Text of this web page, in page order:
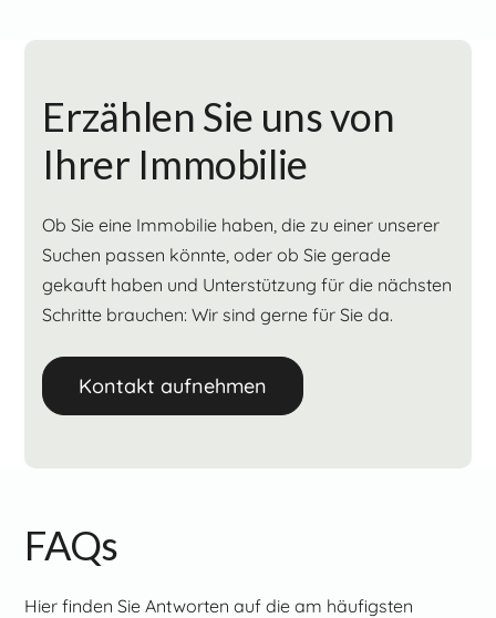
Erzählen Sie uns von
Ihrer Immobilie
Ob Sie eine Immobilie haben, die zu einer unserer
Suchen passen könnte, oder ob Sie gerade
gekauft haben und Unterstützung für die nächsten
Schritte brauchen: Wir sind gerne für Sie da.
Kontakt aufnehmen
FAQs
Hier finden Sie Antworten auf die am häufigsten